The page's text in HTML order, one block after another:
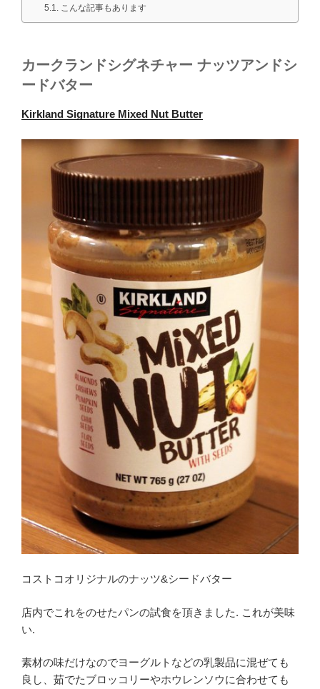
こんな記事もあります
カークランドシグネチャー ナッツアンドシ
ードバター
Kirkland Signature Mixed Nut Butter
コストコオリジナルのナッツ&シードバター
店内でこれをのせたパンの試食を頂きました. これが美味
い.
素材の味だけなのでヨーグルトなどの乳製品に混ぜても
良し、茹でたブロッコリーやホウレンソウに合わせても